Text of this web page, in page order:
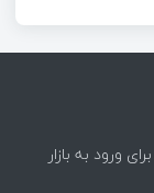
ورود به بازار